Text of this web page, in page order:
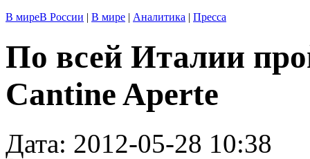
В миреВ России | В мире | Аналитика | Пресса
По всей Италии
Cantine Aperte
Дата: 2012-05-28 10:38